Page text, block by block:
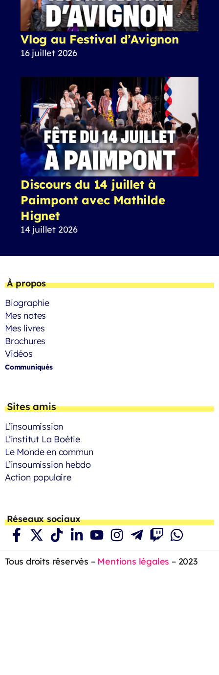
Vlog au Festival d’Avignon
16 juillet 2026
Discours du 14 juillet à
Paimpont avec Mathilde
Hignet
14 juillet 2026
À propos
Biographie
Mes notes
Mes livres
Brochures
Vidéos
Communiqués
Sites amis
L’insoumission
L’institut La Boétie
Le Monde en commun
L’insoumission hebdo
Action populaire
Réseaux sociaux
Tous droits réservés – Mentions légales – 2023